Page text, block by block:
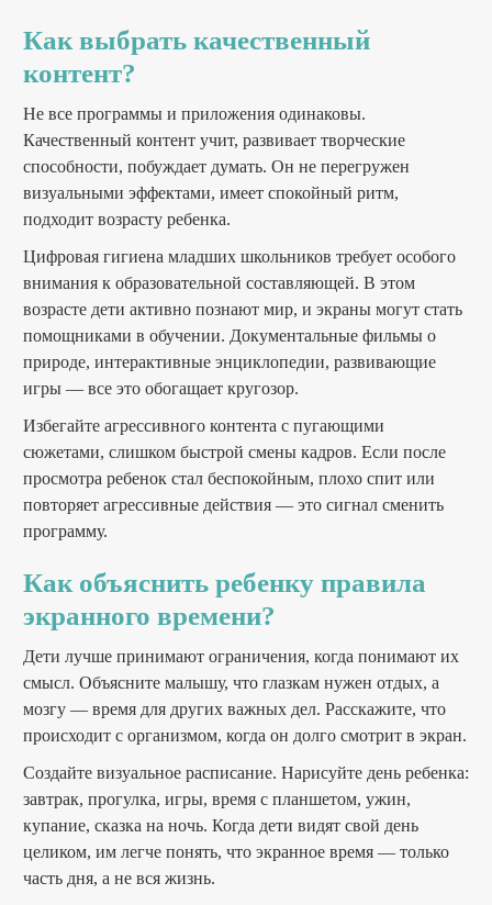
Как выбрать качественный
контент?
Не все программы и приложения одинаковы.
Качественный контент учит, развивает творческие
способности, побуждает думать. Он не перегружен
визуальными эффектами, имеет спокойный ритм,
подходит возрасту ребенка.
Цифровая гигиена младших школьников требует особого
внимания к образовательной составляющей. В этом
возрасте дети активно познают мир, и экраны могут стать
помощниками в обучении. Документальные фильмы о
природе, интерактивные энциклопедии, развивающие
игры — все это обогащает кругозор.
Избегайте агрессивного контента с пугающими
сюжетами, слишком быстрой смены кадров. Если после
просмотра ребенок стал беспокойным, плохо спит или
повторяет агрессивные действия — это сигнал сменить
программу.
Как объяснить ребенку правила
экранного времени?
Дети лучше принимают ограничения, когда понимают их
смысл. Объясните малышу, что глазкам нужен отдых, а
мозгу — время для других важных дел. Расскажите, что
происходит с организмом, когда он долго смотрит в экран.
Создайте визуальное расписание. Нарисуйте день ребенка:
завтрак, прогулка, игры, время с планшетом, ужин,
купание, сказка на ночь. Когда дети видят свой день
целиком, им легче понять, что экранное время — только
часть дня, а не вся жизнь.